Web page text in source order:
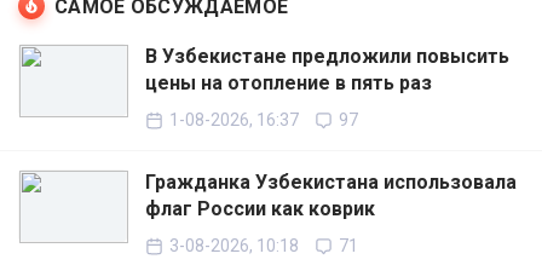
САМОЕ ОБСУЖДАЕМОЕ
В Узбекистане предложили повысить
цены на отопление в пять раз
1-08-2026, 16:37 97
Гражданка Узбекистана использовала
флаг России как коврик
3-08-2026, 10:18 71